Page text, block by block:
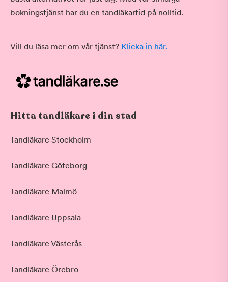
bokningstjänst har du en tandläkartid på nolltid.
Vill du läsa mer om vår tjänst? Klicka in här.
Hitta tandläkare i din stad
Tandläkare Stockholm
Tandläkare Göteborg
Tandläkare Malmö
Tandläkare Uppsala
Tandläkare Västerås
Tandläkare Örebro